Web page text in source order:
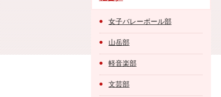
女子バレーボール部
山岳部
軽音楽部
文芸部